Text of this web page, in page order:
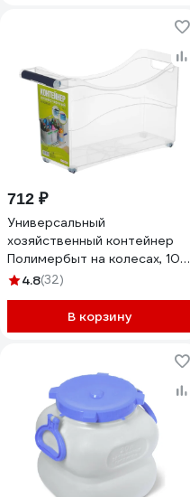
712 ₽
Универсальный
хозяйственный контейнер
Полимербыт на колесах, 10 л
63200823 438230000
4.8(32)
В корзину